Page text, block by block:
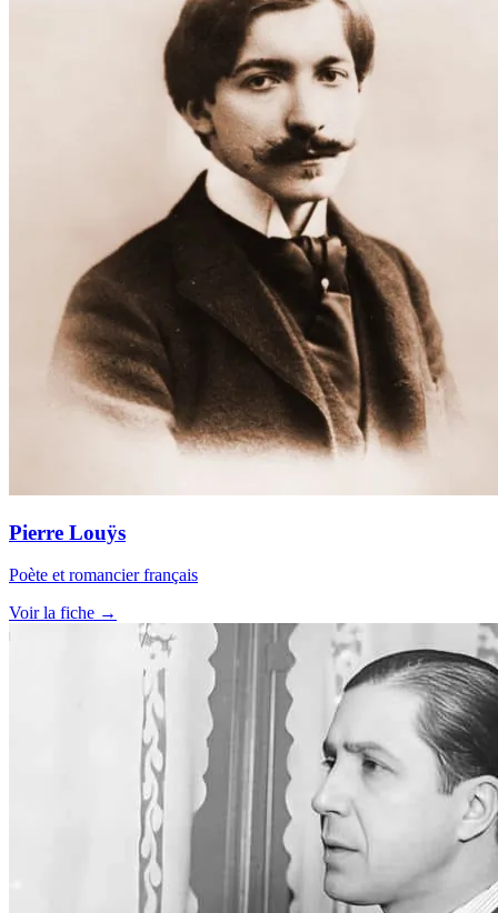
Pierre Louÿs
Poète et romancier français
Voir la fiche →